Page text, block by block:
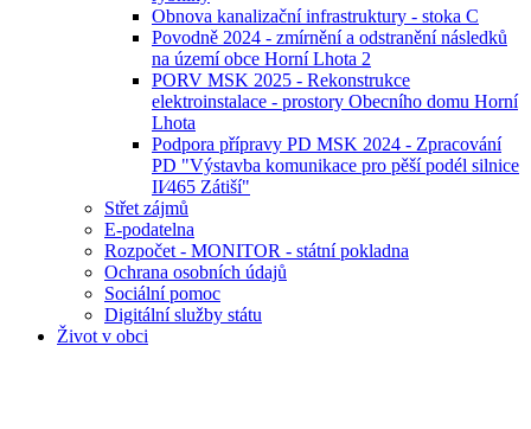
Obnova kanalizační infrastruktury - stoka C
Povodně 2024 - zmírnění a odstranění následků
na území obce Horní Lhota 2
PORV MSK 2025 - Rekonstrukce
elektroinstalace - prostory Obecního domu Horní
Lhota
Podpora přípravy PD MSK 2024 - Zpracování
PD "Výstavba komunikace pro pěší podél silnice
II⁄465 Zátiší"
Střet zájmů
E-podatelna
Rozpočet - MONITOR - státní pokladna
Ochrana osobních údajů
Sociální pomoc
Digitální služby státu
Život v obci